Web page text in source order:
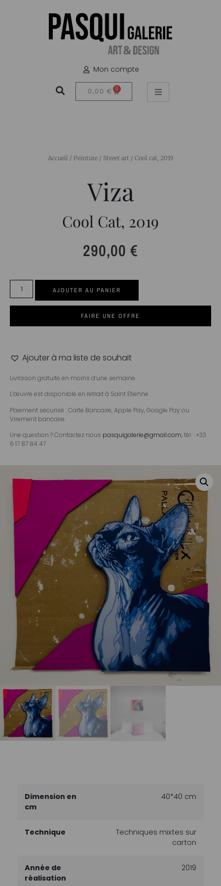
Mon compte
0,00 € 0
Dimension en
cm
40*40 cm
Technique
Techniques mixtes sur
carton
Année de
réalisation
2019
Accueil / Peinture / Street art / Cool cat, 2019
Viza
Cool Cat, 2019
290,00€
AJOUTER AU PANIER
FAIRE UNE OFFRE
Ajouter à ma liste de souhait
Livraison gratuite en moins d’une semaine.
L’œuvre est disponible en retrait à Saint Etienne
Paiement sécurisé : Carte Bancaire, Apple Pay, Google Pay ou
Virement bancaire.
Une question ? Contactez nous pasquigalerie@gmail.com, tél. : +33
6 17 87 84 47